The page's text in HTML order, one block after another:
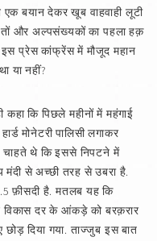
बयान देकर खूब वाहवाही लूटी
और अल्पसंख्यकों का पहला हक़
प्रेस कांफ्रेंस में मौजूद महान
या नहीं?
कि पिछले महीनों में महंगाई
मोनेटरी पालिसी लगाकर
चाहते थे कि इससे निपटने में
मंदी से अच्छी तरह से उबरा है.
फ़ीसदी है. मतलब यह कि
विकास दर के आंकड़े को बरक़रार
दिया गया. ताज्जुब इस बात